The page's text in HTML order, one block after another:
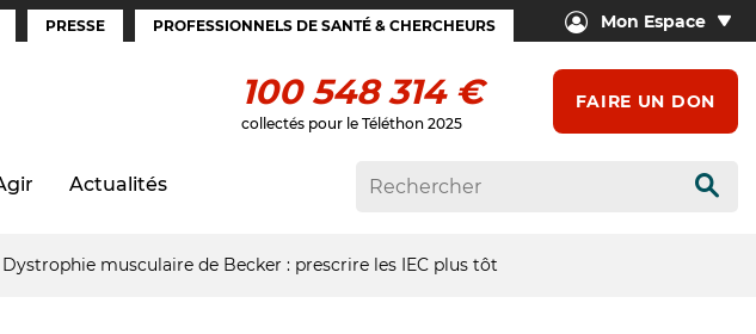
PRESSE PROFESSIONNELS DE SANTÉ & CHERCHEURS Mon Espace
100 548 314 €
collectés pour le Téléthon 2025
FAIRE UN DON
Actualités
Dystrophie musculaire de Becker : prescrire les IEC plus tôt